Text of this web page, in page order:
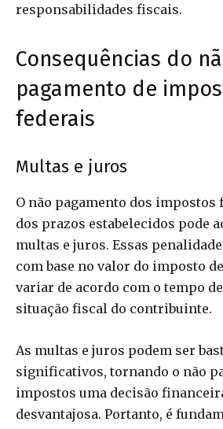
responsabilidades fiscais.
Consequências do
pagamento de
federais
Multas e juros
O não pagamento dos impostos
dos prazos estabelecidos pode
multas e juros. Essas
com base no valor do imposto
variar de acordo com o tempo
situação fiscal do contribuinte.
As multas e juros podem ser
significativos, tornando o não
impostos uma decisão
desvantajosa. Portanto, é